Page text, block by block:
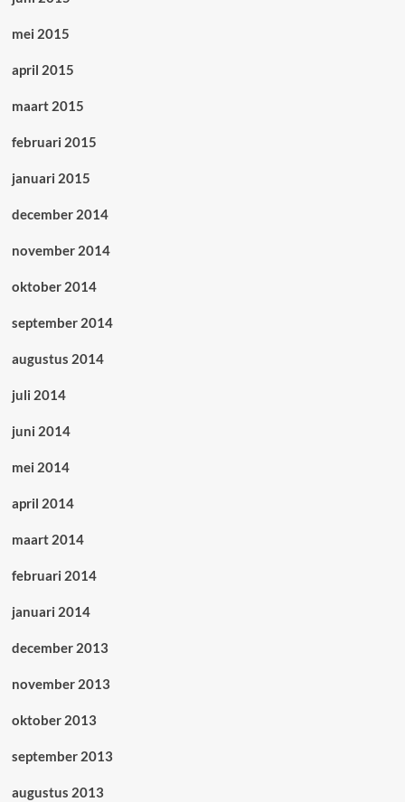
mei 2015
april 2015
maart 2015
februari 2015
januari 2015
december 2014
november 2014
oktober 2014
september 2014
augustus 2014
juli 2014
juni 2014
mei 2014
april 2014
maart 2014
februari 2014
januari 2014
december 2013
november 2013
oktober 2013
september 2013
augustus 2013